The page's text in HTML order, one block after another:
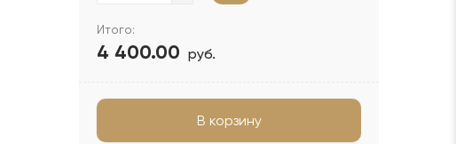
Итого:
4 400.00 руб.
В корзину